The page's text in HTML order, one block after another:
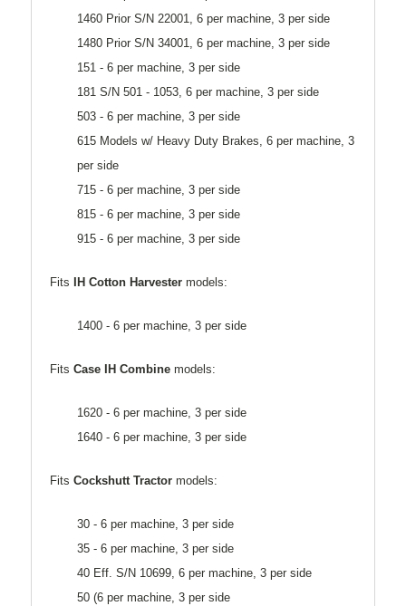
1460 Prior S/N 22001, 6 per machine, 3 per side
1480 Prior S/N 34001, 6 per machine, 3 per side
151 - 6 per machine, 3 per side
181 S/N 501 - 1053, 6 per machine, 3 per side
503 - 6 per machine, 3 per side
615 Models w/ Heavy Duty Brakes, 6 per machine, 3
per side
715 - 6 per machine, 3 per side
815 - 6 per machine, 3 per side
915 - 6 per machine, 3 per side
Fits IH Cotton Harvester models:
1400 - 6 per machine, 3 per side
Fits Case IH Combine models:
1620 - 6 per machine, 3 per side
1640 - 6 per machine, 3 per side
Fits Cockshutt Tractor models:
30 - 6 per machine, 3 per side
35 - 6 per machine, 3 per side
40 Eff. S/N 10699, 6 per machine, 3 per side
50 (6 per machine, 3 per side